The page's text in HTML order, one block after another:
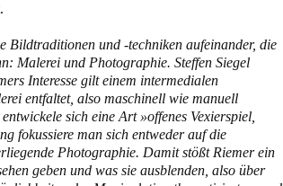
Bildtraditionen und -techniken aufeinander, die
Malerei und Photographie. Steffen Siegel
Interesse gilt einem intermedialen
entfaltet, also maschinell wie manuell
sich eine Art »offenes Vexierspiel,
fokussiere man sich entweder auf die
Photographie. Damit stößt Riemer ein
geben und was sie ausblenden, also über